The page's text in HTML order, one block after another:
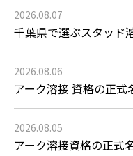
2026.08.07
千葉県で選ぶスタッド
2026.08.06
アーク溶接 資格の正
2026.08.05
アーク溶接資格の正式